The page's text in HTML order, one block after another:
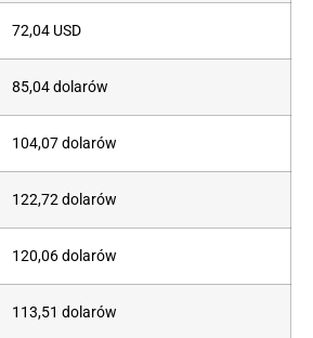
72,04 USD
85,04 dolarów
104,07 dolarów
122,72 dolarów
120,06 dolarów
113,51 dolarów